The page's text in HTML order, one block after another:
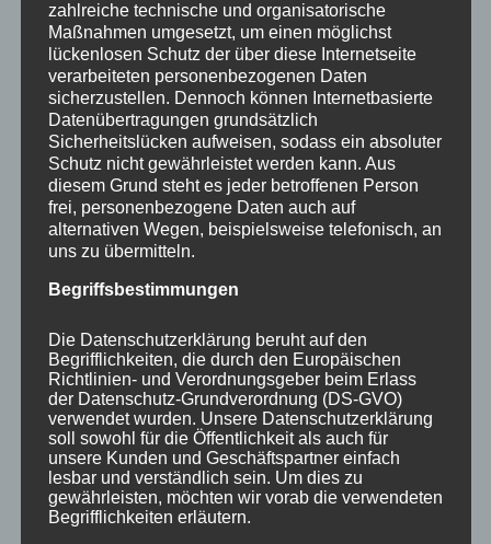
CURA SPORT DOBLOCK
Lieferzeit: sofort lieferbar
In den Warenkorb Details
zahlreiche technische und organisatorische
Maßnahmen umgesetzt, um einen möglichst
lückenlosen Schutz der über diese Internetseite
verarbeiteten personenbezogenen Daten
sicherzustellen. Dennoch können Internetbasierte
Datenübertragungen grundsätzlich
Sicherheitslücken aufweisen, sodass ein absoluter
Schutz nicht gewährleistet werden kann. Aus
diesem Grund steht es jeder betroffenen Person
frei, personenbezogene Daten auch auf
alternativen Wegen, beispielsweise telefonisch, an
uns zu übermitteln.
Begriffsbestimmungen
Die Datenschutzerklärung beruht auf den
Begrifflichkeiten, die durch den Europäischen
Richtlinien- und Verordnungsgeber beim Erlass
der Datenschutz-Grundverordnung (DS-GVO)
verwendet wurden. Unsere Datenschutzerklärung
soll sowohl für die Öffentlichkeit als auch für
unsere Kunden und Geschäftspartner einfach
lesbar und verständlich sein. Um dies zu
gewährleisten, möchten wir vorab die verwendeten
Begrifflichkeiten erläutern.